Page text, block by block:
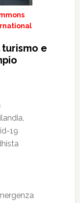
e
19